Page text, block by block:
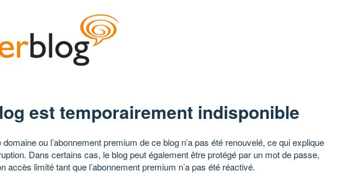
est temporairement indisponible
domaine ou l’abonnement premium de ce blog n’a pas été renouvelé, ce qui explique
Dans certains cas, le blog peut également être protégé par un mot de passe,
accès limité tant que l’abonnement premium n’a pas été réactivé.